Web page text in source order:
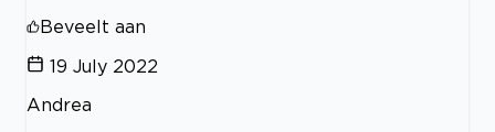
Beveelt aan
19 July 2022
Andrea